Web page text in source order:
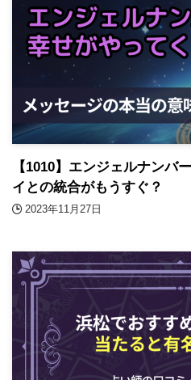
【1010】エンジェルナンバ
イとの統合がもうすぐ？
2023年11月27日